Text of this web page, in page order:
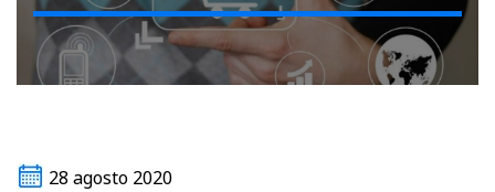
28 agosto 2020